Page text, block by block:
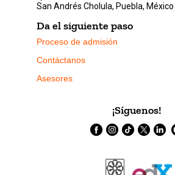
San Andrés Cholula, Puebla, México
Da el siguiente paso
Proceso de admisión
Contáctanos
Asesores
¡Síguenos!